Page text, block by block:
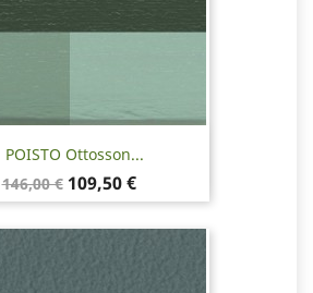
POISTO Ottosson...
Normaalihinta
146,00 € Hinta
109,50 €